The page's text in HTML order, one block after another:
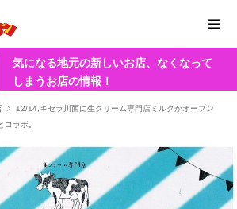
気になる地元の新しいお店、なくなって
しまうお店の情報！
12/14,キセラ川西に生クリーム専門店ミルクがオープン
ラボ。